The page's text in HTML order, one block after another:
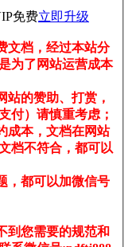
免费立即升级
文档，经过本站分
为了网站运营成本
站的赞助、打赏，
付）请慎重考虑；
成本，文档在网站
档不符合，都可以
，都可以加微信号
到您需要的规范和